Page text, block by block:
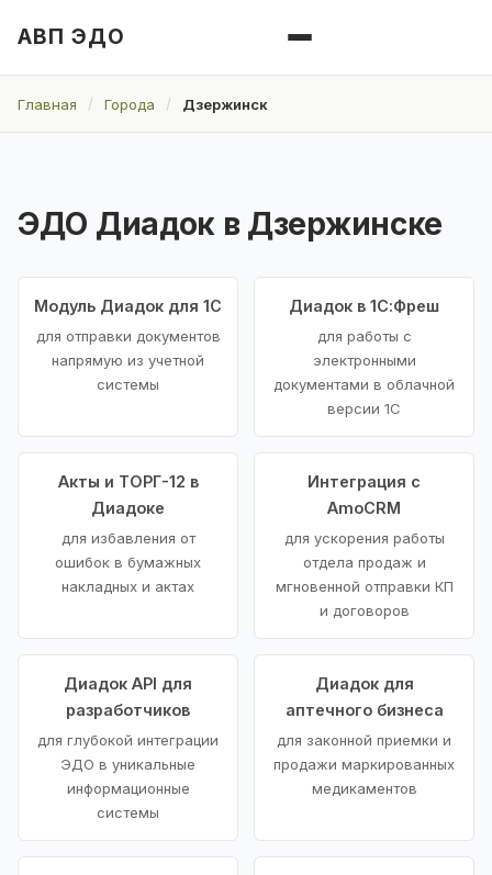
АВП ЭДО
Главная Города Дзержинск
ЭДО Диадок в Дзержинске
Модуль Диадок для 1С
для отправки документов
напрямую из учетной
системы
Диадок в 1С:Фреш
для работы с
электронными
документами в облачной
версии 1С
Акты и ТОРГ-12 в
Диадоке
для избавления от
ошибок в бумажных
накладных и актах
Интеграция с
AmoCRM
для ускорения работы
отдела продаж и
мгновенной отправки КП
и договоров
Диадок API для
разработчиков
для глубокой интеграции
ЭДО в уникальные
информационные
системы
Диадок для
аптечного бизнеса
для законной приемки и
продажи маркированных
медикаментов